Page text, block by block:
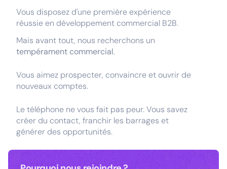
Vous disposez d'une première expérience
réussie en développement commercial B2B.
Mais avant tout, nous recherchons un
tempérament commercial.
Vous aimez prospecter, convaincre et ouvrir de
nouveaux comptes.
Le téléphone ne vous fait pas peur. Vous savez
créer du contact, franchir les barrages et
générer des opportunités.